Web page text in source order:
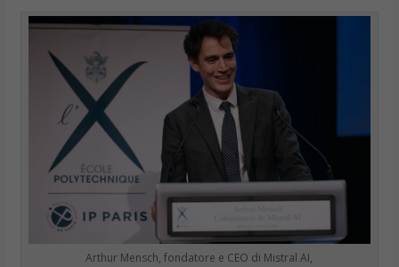
Arthur Mensch, fondatore e CEO di Mistral AI,